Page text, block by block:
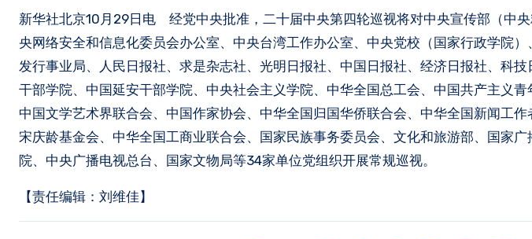
新华社北京10月29日电 经党中央批准，二十届中央第四轮巡视将对中央宣传部（中央精神文明建设办公室）、中央统战部、中
央网络安全和信息化委员会办公室、中央台湾工作办公室、中央党校（国家行政学院
发行事业局、人民日报社、求是杂志社、光明日报社、中国日报社、经济日报社、科
干部学院、中国延安干部学院、中央社会主义学院、中华全国总工会、中国共产主义青
中国文学艺术界联合会、中国作家协会、中华全国归国华侨联合会、中华全国新闻工
宋庆龄基金会、中华全国工商业联合会、国家民族事务委员会、文化和旅游部、国家
院、中央广播电视总台、国家文物局等34家单位党组织开展常规巡视。
【责任编辑：刘维佳】